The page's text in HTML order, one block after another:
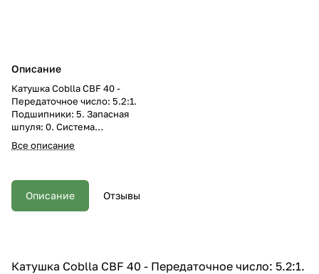
Описание
Катушка Coblla CBF 40 -
Передаточное число: 5.2:1.
Подшипники: 5. Запасная
шпуля: 0. Система
сбалансированного ротора,
правая/левая сменные ручки,
шарикоподшипники, детали
катушки изготовлены из
высококачественного
Все описание
Описание Отзывы
Катушка Coblla CBF 40 - Передаточное число: 5.2:1.